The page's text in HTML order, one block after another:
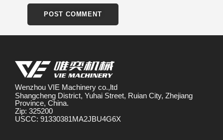
Wenzhou VIE Machinery co.,ltd
Shangcheng District, Yuhai Street, Ruian City, Zhejiang
Province, China.
Zip: 325200
USCC: 91330381MA2JBU4G6X